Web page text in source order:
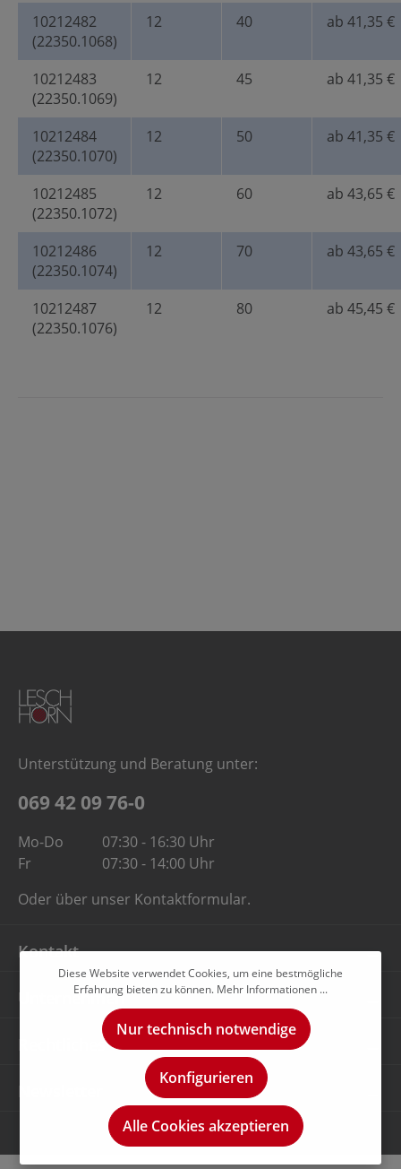
10212482
(22350.1068)
12 40 ab 41,35 €
10212483
(22350.1069)
12 45 ab 41,35 €
10212484
(22350.1070)
12 50 ab 41,35 €
10212485
(22350.1072)
12 60 ab 43,65 €
10212486
(22350.1074)
12 70 ab 43,65 €
10212487
(22350.1076)
12 80 ab 45,45 €
Unterstützung und Beratung unter:
069 42 09 76-0
Mo-Do
07:30 - 16:30 Uhr
Fr
07:30 - 14:00 Uhr
Oder über unser Kontaktformular.
Kontakt
Unternehmen
Rechtliches
Diese Website verwendet Cookies, um eine bestmögliche
Erfahrung bieten zu können. Mehr Informationen ...
Nur technisch notwendige
Konfigurieren
Alle Cookies akzeptieren